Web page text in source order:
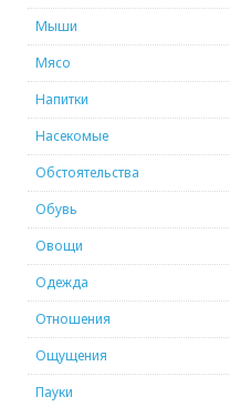
Мыши
Мясо
Напитки
Насекомые
Обстоятельства
Обувь
Овощи
Одежда
Отношения
Ощущения
Пауки